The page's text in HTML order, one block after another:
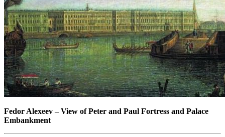
Fedor Alexeev–View of Peter and Paul Fortress and Palace
Embankment